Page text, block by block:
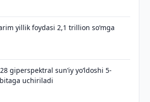
yillik foydasi 2,1 trillion so‘mga
giperspektral sun’iy yo‘ldoshi 5-
uchiriladi